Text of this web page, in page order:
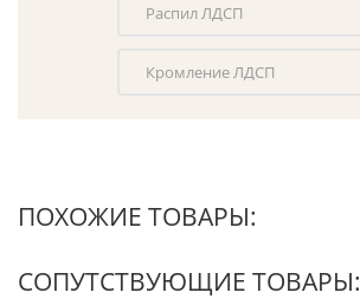
Распил ЛДСП
Кромление ЛДСП
ПОХОЖИЕ ТОВАРЫ:
СОПУТСТВУЮЩИЕ ТОВАРЫ: